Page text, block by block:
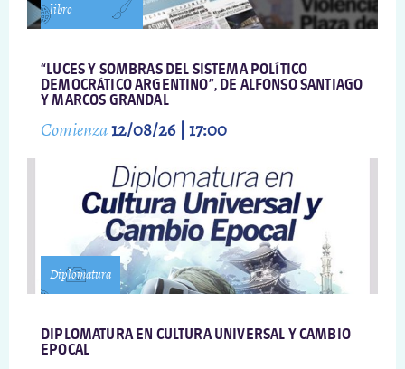
libro
“LUCES Y SOMBRAS DEL SISTEMA POLÍTICO
DEMOCRÁTICO ARGENTINO”, DE ALFONSO SANTIAGO
Y MARCOS GRANDAL
Comienza12/08/26 | 17:00
Diplomatura
DIPLOMATURA EN CULTURA UNIVERSAL Y CAMBIO
EPOCAL